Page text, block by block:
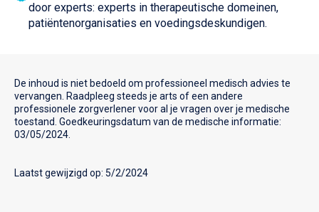
door experts: experts in therapeutische domeinen,
patiëntenorganisaties en voedingsdeskundigen.
De inhoud is niet bedoeld om professioneel medisch advies te
vervangen. Raadpleeg steeds je arts of een andere
professionele zorgverlener voor al je vragen over je medische
toestand. Goedkeuringsdatum van de medische informatie:
03/05/2024.
Laatst gewijzigd op: 5/2/2024